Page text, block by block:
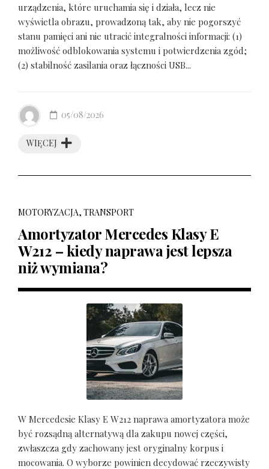
urządzenia, które uruchamia się i działa, lecz nie
wyświetla obrazu, prowadzoną tak, aby nie pogorszyć
stanu pamięci ani nie utracić integralności informacji: (1)
możliwość odblokowania systemu i potwierdzenia zgód;
(2) stabilność zasilania oraz łączności USB...
WIĘCEJ
05/08/2026
MOTORYZACJA, TRANSPORT
Amortyzator Mercedes Klasy E
W212 – kiedy naprawa jest lepsza
niż wymiana?
W Mercedesie Klasy E W212 naprawa amortyzatora może
być rozsądną alternatywą dla zakupu nowej części,
zwłaszcza gdy zachowany jest oryginalny korpus i
mocowania. O wyborze powinien decydować rzeczywisty